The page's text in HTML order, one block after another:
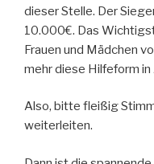
dieser Stelle. Der
10.000€. Das
Frauen und Mädchen
mehr diese Hilfeform in
Also, bitte fleißig
weiterleiten.